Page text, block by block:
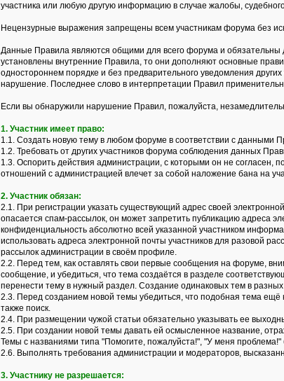
участника или любую другую информацию в случае жалобы,
Нецензурные выражения запрещены всем участникам форума без
Данные Правила являются общими для всего форума и обязательны
установлены внутренние Правила, то они дополняют основные
одностороннем порядке и без предварительного уведомления
нарушение. Последнее слово в интерпретации Правил
Если вы обнаружили нарушение Правил, пожалуйста,
1. Участник имеет право:
1.1. Создать новую тему в любом форуме в соответствии с данными
1.2. Требовать от других участников форума соблюдения данных
1.3. Оспорить действия администрации, с которыми он не
отношений с администрацией влечет за собой наложение бана на
2. Участник обязан:
2.1. При регистрации указать существующий адрес своей
опасается спам-рассылок, он может запретить публикацию адреса
конфиденциальность абсолютно всей указанной участником
использовать адреса электронной почты участников для разовой
рассылок администрации в своём профиле.
2.2. Перед тем, как оставлять свои первые сообщения на форуме,
сообщение, и убедиться, что тема создаётся в разделе
перенести тему в нужный раздел. Создание одинаковых тем в
2.3. Перед созданием новой темы убедиться, что подобная тема
также поиск.
2.4. При размещении чужой статьи обязательно указывать ее
2.5. При создании новой темы давать ей осмысленное название,
Темы с названиями типа "Помогите, пожалуйста!", "У меня
2.6. Выполнять требования администрации и модераторов,
3. Участнику не разрешается: